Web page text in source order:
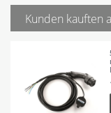
Kunden kauften